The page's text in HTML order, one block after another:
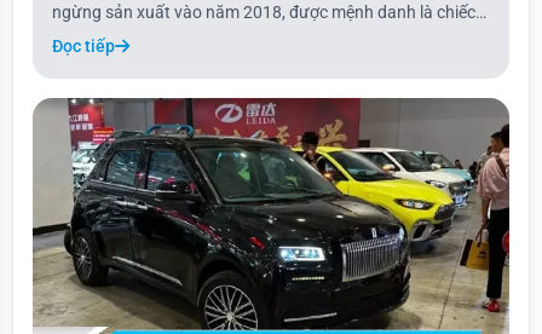
ngừng sản xuất vào năm 2018, được mệnh danh là chiếc
xe mạnh mẽ nhất trong lịch sử 111 năm của hãng.
Vanquish 2025 hứa hẹn mang đến sự kết hợp hoàn hảo
giữa thoải mái, hiệu suất siêu xe và khả năng vận hà
Đọc tiếp